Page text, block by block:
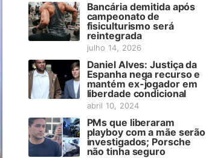
Bancária demitida após
campeonato de
fisiculturismo será
reintegrada
julho 14, 2026
Daniel Alves: Justiça da
Espanha nega recurso e
mantém ex-jogador em
liberdade condicional
abril 10, 2024
PMs que liberaram
playboy com a mãe serão
investigados; Porsche
não tinha seguro